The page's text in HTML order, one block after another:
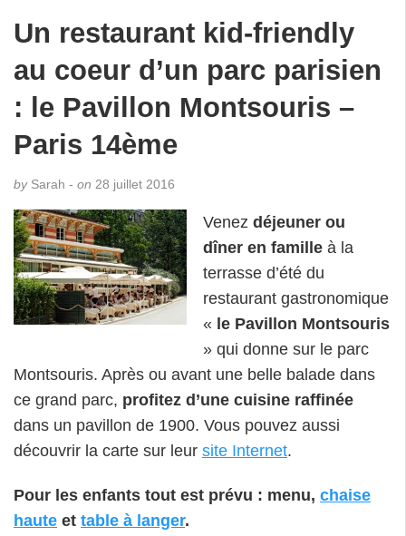
Un restaurant kid-friendly
au coeur d’un parc parisien
: le Pavillon Montsouris –
Paris 14ème
bySarah - on 28 juillet 2016
Venez déjeuner ou
dîner en familleà la
terrasse d’été du
restaurant gastronomique
« le Pavillon Montsouris
» qui donne sur le parc
Montsouris. Après ou avant une belle balade dans
ce grand parc, profitez d’une cuisine raffinée
dans un pavillon de 1900. Vous pouvez aussi
découvrir la carte sur leur site Internet.
Pour les enfants tout est prévu : menu, chaise
haute et table à langer.